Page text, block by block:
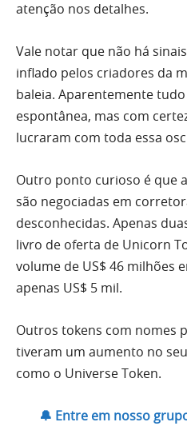
atenção nos detalhes.
Vale notar que não há
inflado pelos criadores da
baleia. Aparentemente
espontânea, mas com
lucraram com toda essa
Outro ponto curioso é que
são negociadas em
desconhecidas. Apenas
livro de oferta de Unicorn
volume de US$ 46 milhões
apenas US$ 5 mil.
Outros tokens com nomes
tiveram um aumento no
como o Universe Token.
🔔 Entre em nosso